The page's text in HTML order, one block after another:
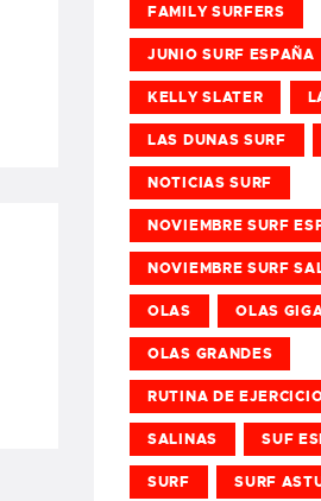
FAMILY SURFERS
JUNIO SURF ESPAÑA
KELLY SLATER
LAS DUNAS SURF
NOTICIAS SURF
NOVIEMBRE SURF
NOVIEMBRE SURF
OLAS OLAS
OLAS GRANDES
RUTINA DE
SALINAS SUF
SURF SURF